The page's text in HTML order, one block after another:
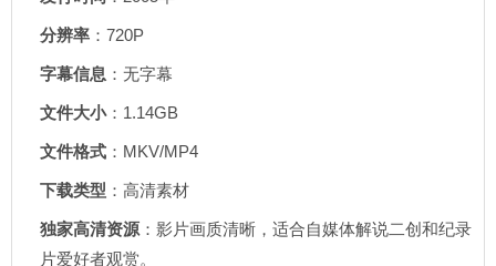
分辨率 ：720P
字幕信息 ：无字幕
文件大小：1.14GB
文件格式 ：MKV/MP4
下载类型 ：高清素材
独家高清资源 ：影片画质清晰，适合自媒体解说二创和纪录
片爱好者观赏。